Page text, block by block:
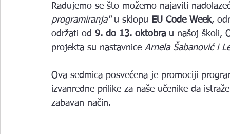
Radujemo se što možemo najaviti
programiranja" u sklopu EU Code Week,
održati od 9. do 13. oktobra u našoj školi,
projekta su nastavnice Arnela Šabanović i
Ova sedmica posvećena je promociji
izvanredne prilike za naše učenike da
zabavan način.